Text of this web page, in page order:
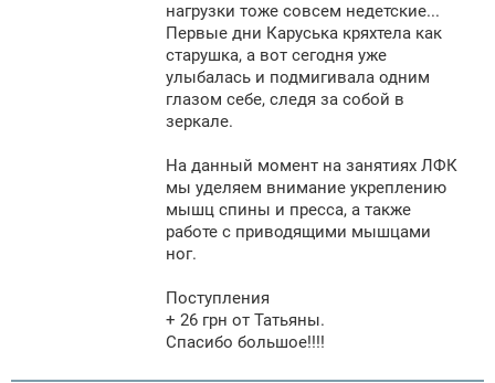
нагрузки тоже совсем недетские...
Первые дни Каруська кряхтела как
старушка, а вот сегодня уже
улыбалась и подмигивала одним
глазом себе, следя за собой в
зеркале.
На данный момент на занятиях ЛФК
мы уделяем внимание укреплению
мышц спины и пресса, а также
работе с приводящими мышцами
ног.
Поступления
+ 26 грн от Татьяны.
Спасибо большое!!!!